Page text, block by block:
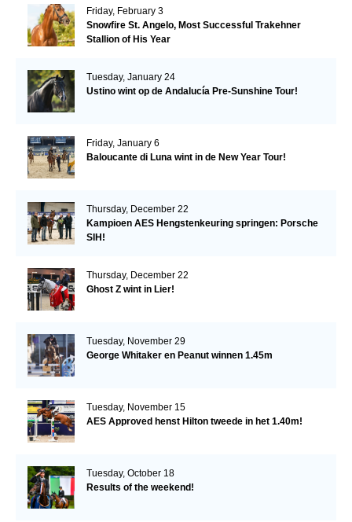
Friday, February 3
Snowfire St. Angelo, Most Successful Trakehner
Stallion of His Year
Tuesday, January 24
Ustino wint op de Andalucía Pre-Sunshine Tour!
Friday, January 6
Baloucante di Luna wint in de New Year Tour!
Thursday, December 22
Kampioen AES Hengstenkeuring springen: Porsche
SIH!
Thursday, December 22
Ghost Z wint in Lier!
Tuesday, November 29
George Whitaker en Peanut winnen 1.45m
Tuesday, November 15
AES Approved henst Hilton tweede in het 1.40m!
Tuesday, October 18
Results of the weekend!